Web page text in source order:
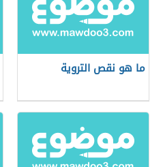
ما هو نقص التروية